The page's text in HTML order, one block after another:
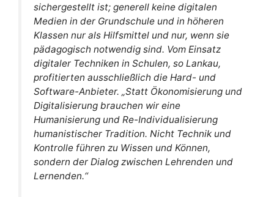
sichergestellt ist; generell keine digitalen
Medien in der Grundschule und in höheren
Klassen nur als Hilfsmittel und nur, wenn sie
pädagogisch notwendig sind. Vom Einsatz
digitaler Techniken in Schulen, so Lankau,
profitierten ausschließlich die Hard- und
Software-Anbieter. „Statt Ökonomisierung und
Digitalisierung brauchen wir eine
Humanisierung und Re-Individualisierung
humanistischer Tradition. Nicht Technik und
Kontrolle führen zu Wissen und Können,
sondern der Dialog zwischen Lehrenden und
Lernenden.“